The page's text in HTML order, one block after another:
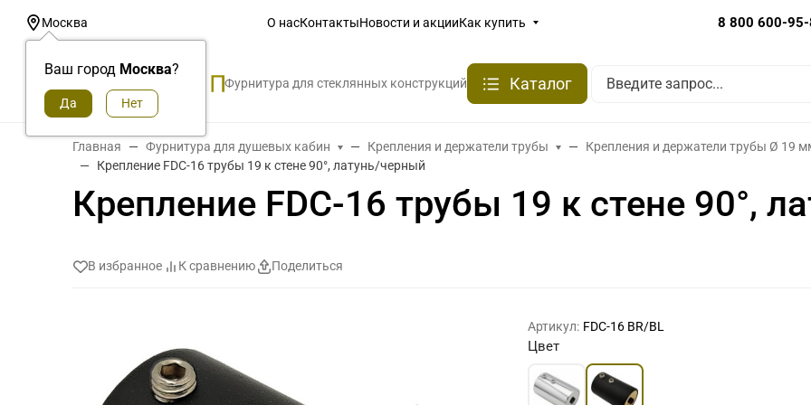
Москва
Ваш город Москва?
О насКонтактыНовости и акцииКак купить 8 800 600-
Фурнитура для стеклянных конструкций Каталог
Главная Фурнитура для душевых кабин Крепления и держатели трубы
Крепления и держатели трубы Ø 19
Крепление FDC-16 трубы 19 к стене 90°, латунь/черный
Крепление FDC-16 трубы 19 к стене 90°,
В избранное К сравнению Поделиться
Артикул: FDC-16 BR/BL
Цвет